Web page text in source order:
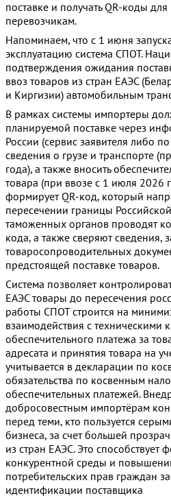
поставке и получать QR-коды
перевозчикам.
Напоминаем, что с 1 июня
эксплуатацию система СПОТ.
подтверждения ожидания
ввоз товаров из стран ЕАЭС
и Киргизии) автомобильным
В рамках системы импортеры
планируемой поставке через
России (сервис заявителя либо
сведения о грузе и транспорте
года), а также вносить
товара (при ввозе с 1 июля 2026
формирует QR-код, который
пересечении границы
таможенных органов проводят
кода, а также сверяют сведения,
товаросопроводительных
предстоящей поставке товаров.
Система позволяет
ЕАЭС товары до пересечения
работы СПОТ строится на
взаимодействия с техническими
обеспечительного платежа за
адресата и принятия товара на
учитывается в декларации по
обязательства по косвенным
обеспечительных платежей.
добросовестным импортёрам
перед теми, кто пользуется
бизнеса, за счет большей
из стран ЕАЭС. Это
конкурентной среды и
потребительских прав граждан
идентификации поставщика